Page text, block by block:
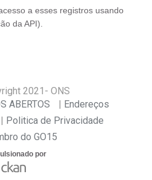
a esses registros usando
da API ).
2021 - ONS
ABERTOS
Endereços
Politica de Privacidade
do GO15
por